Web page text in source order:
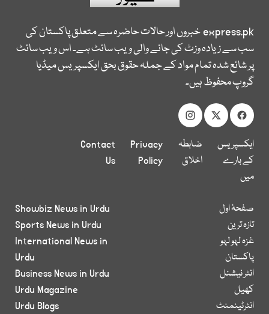
express.pkخبروں اور حالات حاضرہ سے متعلق پاکستان کی
سب سے زیادہ وزٹ کی جانے والی ویب سائٹ ہے۔ اس ویب سائٹ
پر شائع شدہ تمام مواد کے جملہ حقوق بحق ایکسپریس میڈیا
گروپ محفوظ ہیں۔
ایکسپریس
کے بارے
میں
ضابطہ
اخلاق
Privacy
Policy
Contact
Us
صفحۂ اول
تازہ ترین
غزہ لہو لہو
پاکستان
انٹر نیشنل
کھیل
انٹرٹینمنٹ
Showbiz News in Urdu
Sports News in Urdu
International News in
Urdu
Business News in Urdu
Urdu Magazine
Urdu Blogs